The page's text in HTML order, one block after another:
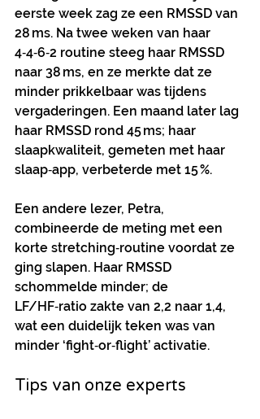
eerste week zag ze een RMSSD van
28 ms. Na twee weken van haar
4‑4‑6‑2 routine steeg haar RMSSD
naar 38 ms, en ze merkte dat ze
minder prikkelbaar was tijdens
vergaderingen. Een maand later lag
haar RMSSD rond 45 ms; haar
slaapkwaliteit, gemeten met haar
slaap‑app, verbeterde met 15 %.
Een andere lezer, Petra,
combineerde de meting met een
korte stretching‑routine voordat ze
ging slapen. Haar RMSSD
schommelde minder; de
LF/HF‑ratio zakte van 2,2 naar 1,4,
wat een duidelijk teken was van
minder ‘fight‑or‑flight’ activatie.
Tips van onze experts